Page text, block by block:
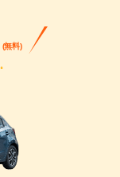
(無料)